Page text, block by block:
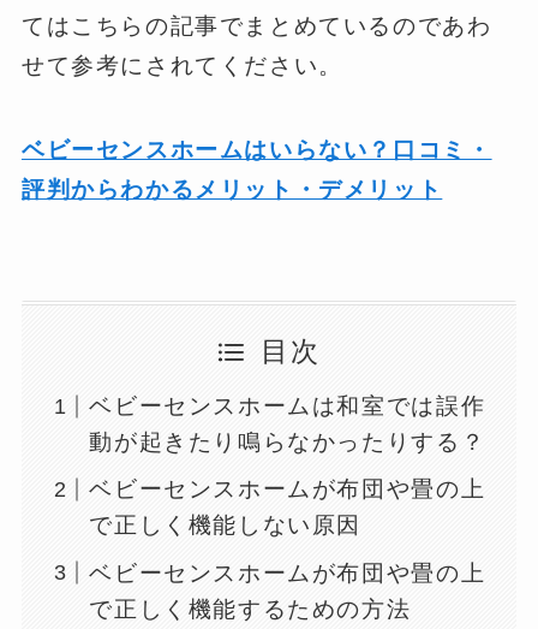
てはこちらの記事でまとめているのであわ
せて参考にされてください。
ベビーセンスホームはいらない？口コミ・
評判からわかるメリット・デメリット
目次
ベビーセンスホームは和室では誤作
動が起きたり鳴らなかったりする？
ベビーセンスホームが布団や畳の上
で正しく機能しない原因
ベビーセンスホームが布団や畳の上
で正しく機能するための方法